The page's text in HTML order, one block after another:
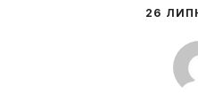
26